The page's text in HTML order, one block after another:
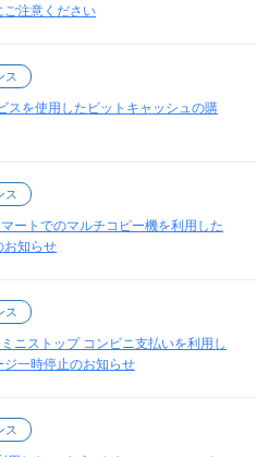
ご注意ください
ス
スを使用したビットキャッシュの購
ス
ートでのマルチコピー機を利用した
お知らせ
ス
ニストップ コンビニ支払いを利用し
一時停止のお知らせ
ス